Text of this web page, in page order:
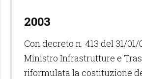
2003
Con decreto n. 413 del 31/01/
Ministro Infrastrutture e
riformulata la costituzione